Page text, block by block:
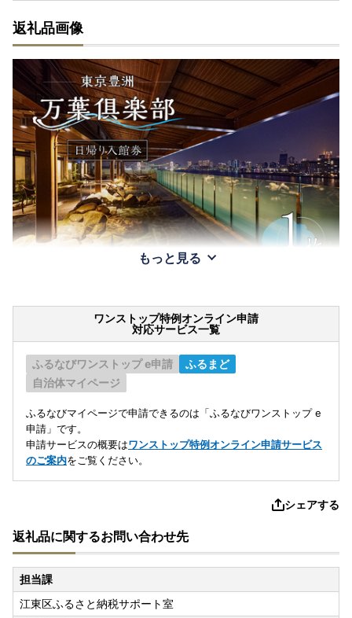
返礼品画像
もっと見る
ワンストップ特例オンライン申請
対応サービス一覧
ふるなびワンストップ e申請
ふるまど
自治体マイページ
ふるなびマイページで申請できるのは「ふるなびワンストップ e
申請」です。
申請サービスの概要はワンストップ特例オンライン申請サービス
のご案内をご覧ください。
シェアする
返礼品に関するお問い合わせ先
担当課
江東区ふるさと納税サポート室